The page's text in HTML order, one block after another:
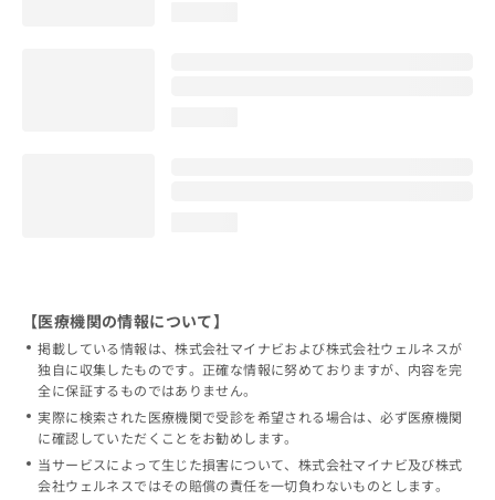
【医療機関の情報について】
掲載している情報は、株式会社マイナビおよび株式会社ウェルネスが
独自に収集したものです。正確な情報に努めておりますが、内容を完
全に保証するものではありません。
実際に検索された医療機関で受診を希望される場合は、必ず医療機関
に確認していただくことをお勧めします。
当サービスによって生じた損害について、株式会社マイナビ及び株式
会社ウェルネスではその賠償の責任を一切負わないものとします。